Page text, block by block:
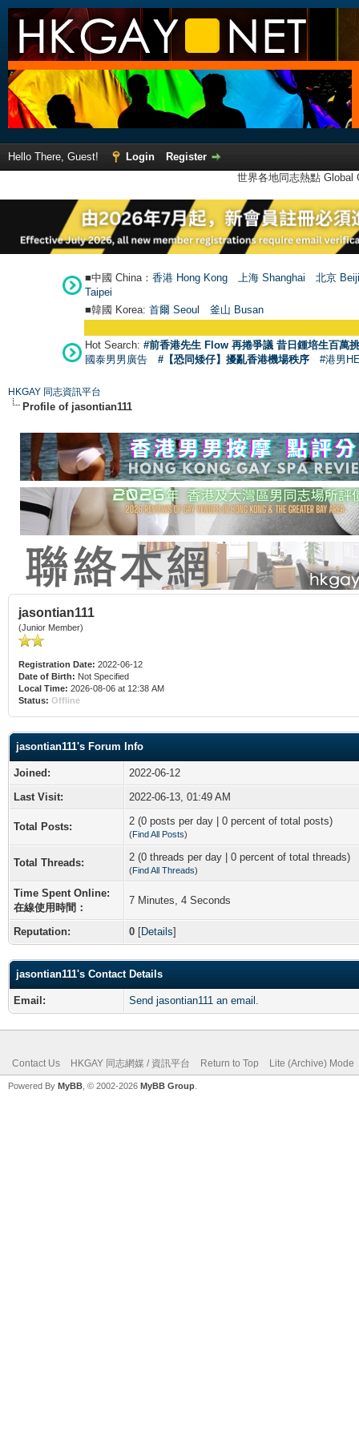
Hello There, Guest! Login
Register
世界各地同志熱點
■中國 China： 香港 Hong Kong 上海 Shanghai
北京
Taipei
■韓國 Korea: 首爾 Seoul 釜山 Busan
Hot Search: #前香港先生 Flow 再捲爭議 昔日鍾培生百萬
國泰男男廣告
#【恐同矮仔】擾亂香港機場秩序 #港男
HKGAY 同志資訊平台
Profile of jasontian111
jasontian111
(Junior Member)
Registration Date: 2022-06-12
Date of Birth: Not Specified
Local Time: 2026-08-06 at 12:38 AM
Status: Offline
jasontian111's Forum Info
Joined:
2022-06-12
Last Visit:
2022-06-13, 01:49 AM
Total Posts: 2 (0 posts per day | 0 percent of total posts)
(Find All Posts)
Total Threads: 2 (0 threads per day | 0 percent of total threads)
(Find All Threads)
Time Spent Online:
在線使用時間：
7 Minutes, 4 Seconds
Reputation: 0 [Details]
jasontian111's Contact Details
Email: Send jasontian111 an email.
Contact Us HKGAY 同志網媒 / 資訊平台 Return to Top Lite (Archive) Mode
Powered By MyBB , © 2002-2026 MyBB Group